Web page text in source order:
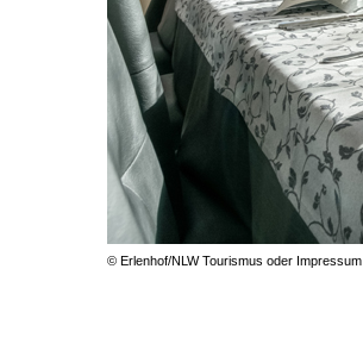
© Erlenhof/NLW Tourismus oder Impressum